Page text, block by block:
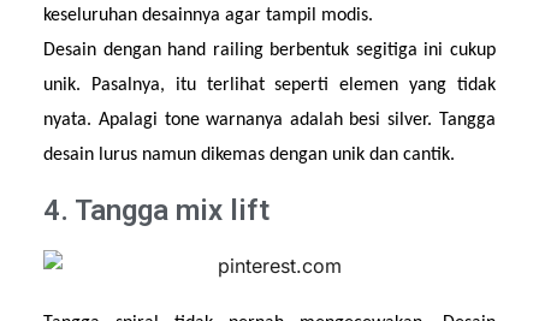
keseluruhan desainnya agar tampil modis.
Desain dengan hand railing berbentuk segitiga ini cukup
unik. Pasalnya, itu terlihat seperti elemen yang tidak
nyata. Apalagi tone warnanya adalah besi silver. Tangga
desain lurus namun dikemas dengan unik dan cantik.
4. Tangga mix lift